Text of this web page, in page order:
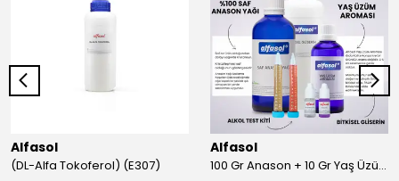
Alfasol
(DL-Alfa Tokoferol) (E307)
Alfasol
100 Gr Anason + 10 Gr Yaş Üzüm + 250 Gr Gliserin + Alkol Test Kiti